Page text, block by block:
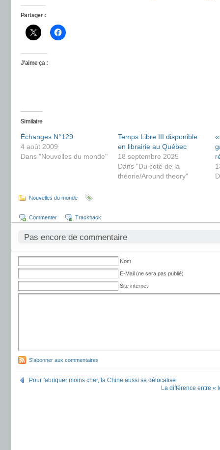
Partager :
J’aime ça :
Similaire
Échanges N°129
4 août 2009
Dans "Nouvelles du monde"
Temps Libre III disponible
en librairie au Québec
18 septembre 2025
Dans "Du coté de la
théorie/Around theory"
Nouvelles du monde
Commenter Trackback
Pas encore de commentaire
Nom
E-Mail (ne sera pas publié)
Site internet
S'abonner aux commentaires
Pour fabriquer moins cher, la Chine aussi se délocalise
La différence entre